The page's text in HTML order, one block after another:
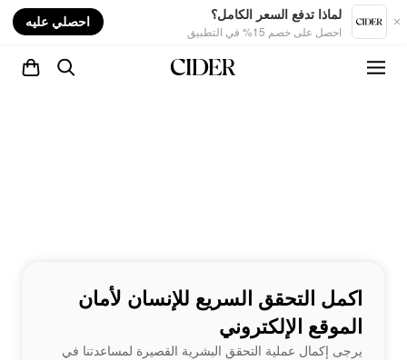
لماذا تدفع السعر الكامل؟
احصل على خصم 15% في التطبيق
احصلي عليه
اكمل التحقق السريع للإنسان لأمان
الموقع الإلكتروني
يرجى إكمال عملية التحقق البشرية القصيرة لمساعدتنا في